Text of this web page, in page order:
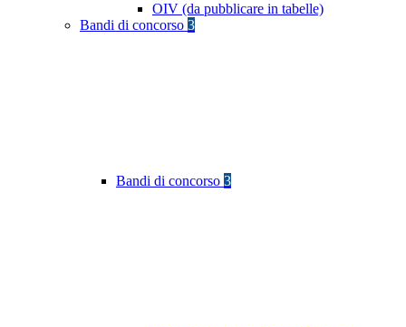
OIV (da pubblicare in tabelle)
Bandi di concorso 3
Bandi di concorso 3